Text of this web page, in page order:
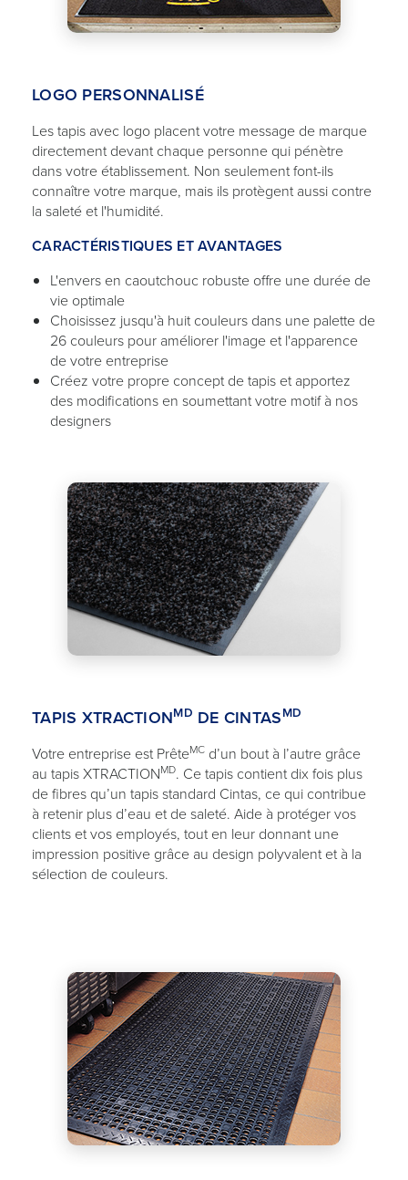
LOGO PERSONNALISÉ
Les tapis avec logo placent votre message de marque
directement devant chaque personne qui pénètre
dans votre établissement. Non seulement font-ils
connaître votre marque, mais ils protègent aussi contre
la saleté et l'humidité.
CARACTÉRISTIQUES ET AVANTAGES
L'envers en caoutchouc robuste offre une durée de
vie optimale
Choisissez jusqu'à huit couleurs dans une palette de
26 couleurs pour améliorer l'image et l'apparence
de votre entreprise
Créez votre propre concept de tapis et apportez
des modifications en soumettant votre motif à nos
designers
TAPIS XTRACTIONMD DE CINTASMD
Votre entreprise est PrêteMC d’un bout à l’autre grâce
au tapis XTRACTIONMD. Ce tapis contient dix fois plus
de fibres qu’un tapis standard Cintas, ce qui contribue
à retenir plus d’eau et de saleté. Aide à protéger vos
clients et vos employés, tout en leur donnant une
impression positive grâce au design polyvalent et à la
sélection de couleurs.